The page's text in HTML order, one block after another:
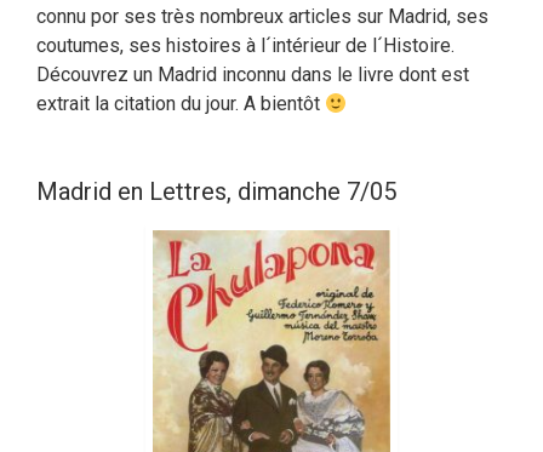
connu por ses très nombreux articles sur Madrid, ses
coutumes, ses histoires à l´intérieur de l´Histoire.
Découvrez un Madrid inconnu dans le livre dont est
extrait la citation du jour. A bientôt
Madrid en Lettres, dimanche 7/05